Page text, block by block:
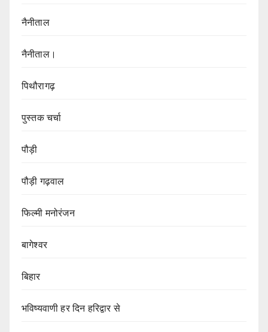
नैनीताल
नैनीताल।
पिथौरागढ़
पुस्तक चर्चा
पौड़ी
पौड़ी गढ़वाल
फिल्मी मनोरंजन
बागेश्वर
बिहार
भविष्यवाणी हर दिन हरिद्वार से